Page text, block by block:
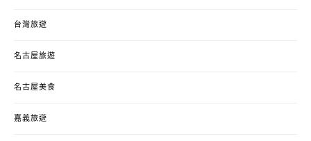
台灣旅遊
名古屋旅遊
名古屋美食
嘉義旅遊